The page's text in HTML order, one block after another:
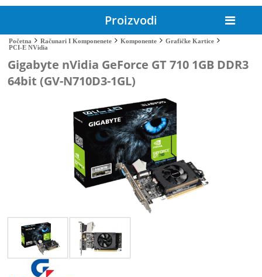
Proizvodi
Početna Računari I Komponenete Komponente
Grafičke Kartice
PCI-E NVidia
Gigabyte nVidia GeForce GT 710 1GB DDR3
64bit (GV-N710D3-1GL)